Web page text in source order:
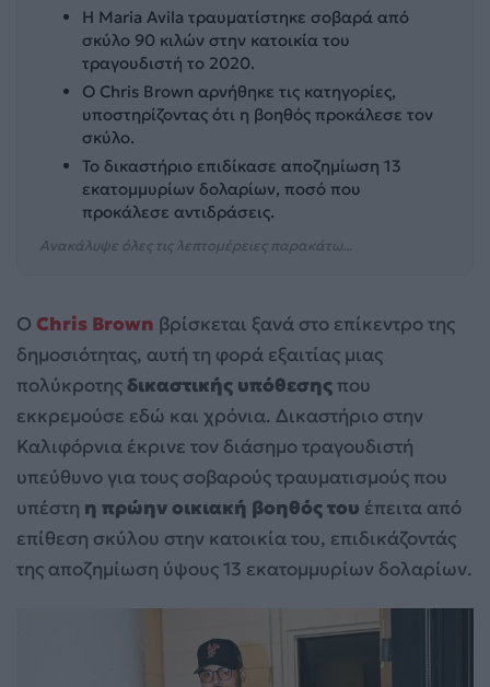
Η Maria Avila τραυματίστηκε σοβαρά από
σκύλο 90 κιλών στην κατοικία του
τραγουδιστή το 2020.
Ο Chris Brown αρνήθηκε τις κατηγορίες,
υποστηρίζοντας ότι η βοηθός προκάλεσε τον
σκύλο.
Το δικαστήριο επιδίκασε αποζημίωση 13
εκατομμυρίων δολαρίων, ποσό που
προκάλεσε αντιδράσεις.
Ανακάλυψε όλες τις λεπτομέρειες παρακάτω...
Ο Chris Brown βρίσκεται ξανά στο επίκεντρο της
δημοσιότητας, αυτή τη φορά εξαιτίας μιας
πολύκροτηςδικαστικής υπόθεσης που
εκκρεμούσε εδώ και χρόνια. Δικαστήριο στην
Καλιφόρνια έκρινε τον διάσημο τραγουδιστή
υπεύθυνο για τους σοβαρούς τραυματισμούς που
υπέστη η πρώην οικιακή βοηθός του έπειτα από
επίθεση σκύλου στην κατοικία του, επιδικάζοντάς
της αποζημίωση ύψους 13 εκατομμυρίων δολαρίων.